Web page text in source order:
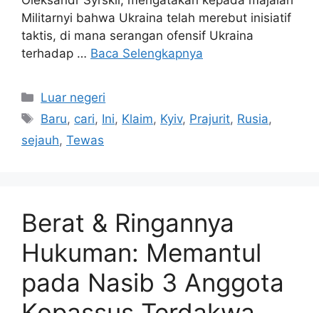
Militarnyi bahwa Ukraina telah merebut inisiatif
taktis, di mana serangan ofensif Ukraina
terhadap … Baca Selengkapnya
Kategori
Luar negeri
Tag
Baru, cari, Ini, Klaim, Kyiv, Prajurit, Rusia,
sejauh, Tewas
Berat & Ringannya
Hukuman: Memantul
pada Nasib 3 Anggota